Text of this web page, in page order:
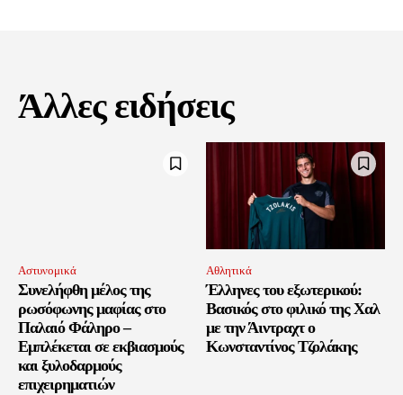
Άλλες ειδήσεις
Αστυνομικά
Συνελήφθη μέλος της
ρωσόφωνης μαφίας στο
Παλαιό Φάληρο –
Εμπλέκεται σε εκβιασμούς
και ξυλοδαρμούς
επιχειρηματιών
Αθλητικά
Έλληνες του εξωτερικού:
Βασικός στο φιλικό της Χαλ
με την Άιντραχτ ο
Κωνσταντίνος Τζολάκης